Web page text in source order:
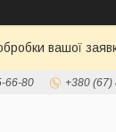
вашої
66-80 +380 (67)